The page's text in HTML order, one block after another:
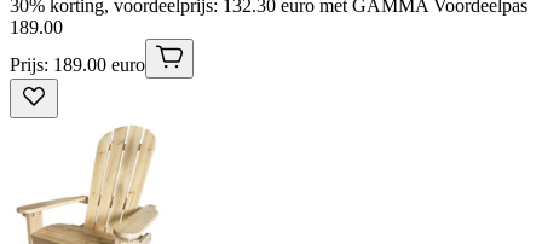
30% korting, voordeelprijs: 132.30 euro met GAMMA Voordeelpas
189.00
Prijs: 189.00 euro